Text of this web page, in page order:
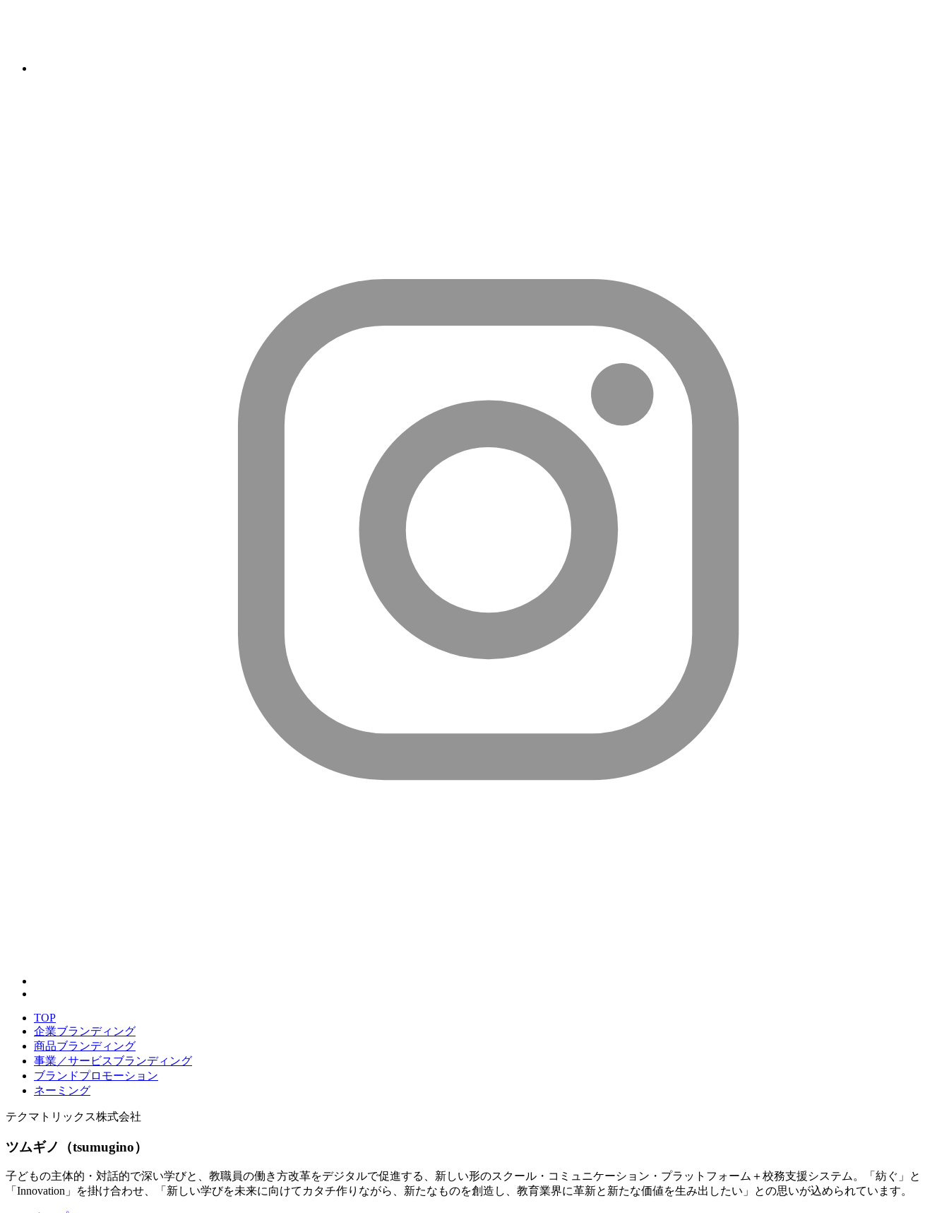
TOP
企業ブランディング
商品ブランディング
事業／サービスブランディング
ブランドプロモーション
ネーミング
テクマトリックス株式会社
ツムギノ（tsumugino）
子どもの主体的・対話的で深い学びと、教職員の働き方改革をデジタルで促進する、新しい形のスクール・コミュニケーション・プラットフォーム＋校務支援システム。「紡ぐ」と
「Innovation」を掛け合わせ、「新しい学びを未来に向けてカタチ作りながら、新たなものを創造し、教育業界に革新と新たな価値を生み出したい」との思いが込められています。